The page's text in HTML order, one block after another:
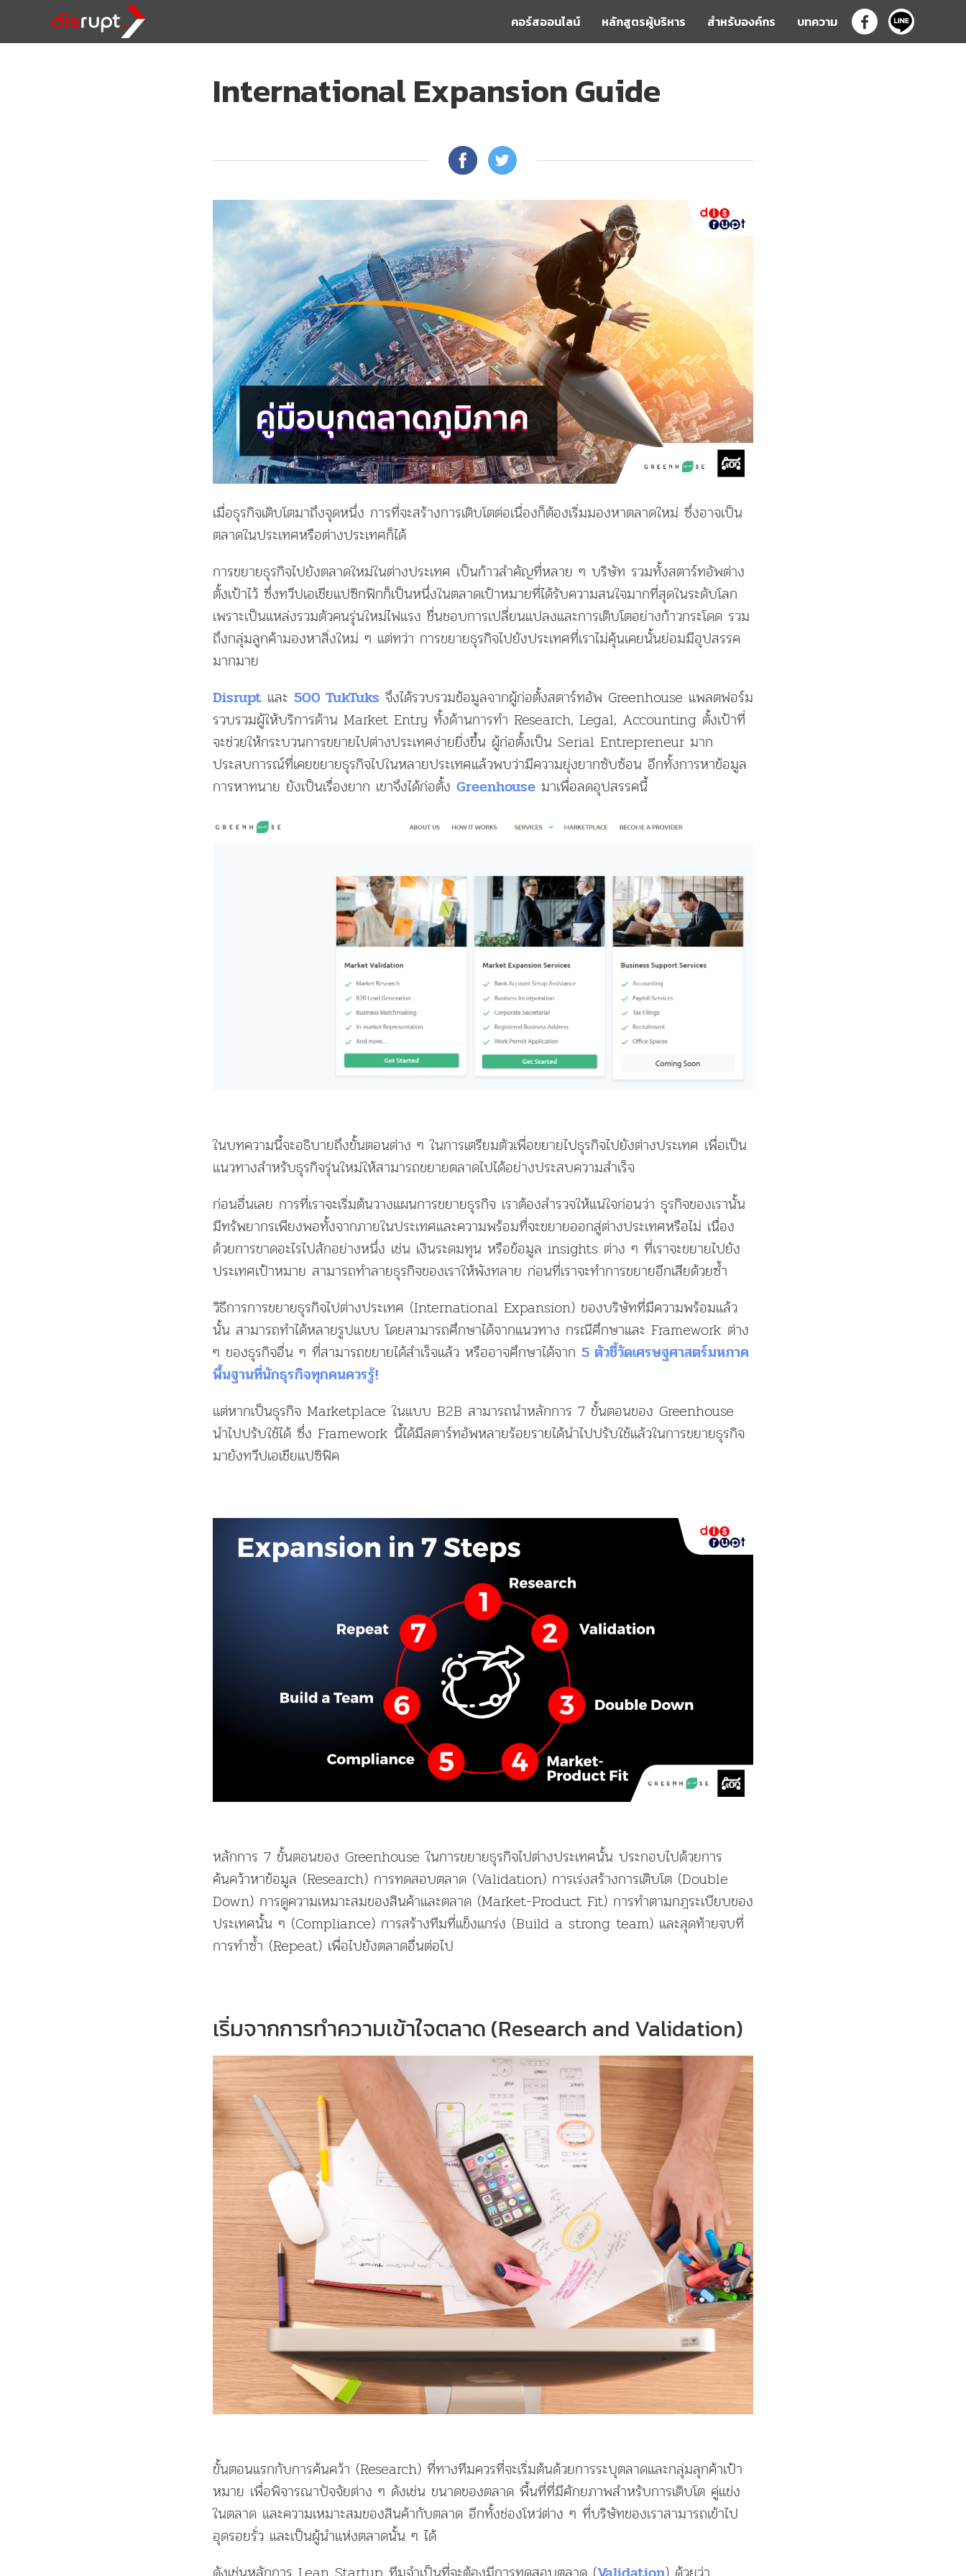
International Expansion Guide
เมื่อธุรกิจเติบโตมาถึงจุดหนึ่ง การที่จะสร้างการเติบโตต่อเนื่องก็ต้องเริ่มมองหาตลาดใหม่ ซึ่งอาจเป็น
ตลาดในประเทศหรือต่างประเทศก็ได้
การขยายธุรกิจไปยังตลาดใหม่ในต่างประเทศ เป็นก้าวสำคัญที่หลาย ๆ บริษัท รวมทั้งสตาร์ทอัพต่าง
ตั้งเป้าไว้ ซึ่งทวีปเอเชียแปซิกฟิกก็เป็นหนึ่งในตลาดเป้าหมายที่ได้รับความสนใจมากที่สุดในระดับโลก
เพราะเป็นแหล่งรวมตัวคนรุ่นใหม่ไฟแรง ชื่นชอบการเปลี่ยนแปลงและการเติบโตอย่างก้าวกระโดด รวม
ถึงกลุ่มลูกค้ามองหาสิ่งใหม่ ๆ แต่ทว่า การขยายธุรกิจไปยังประเทศที่เราไม่คุ้นเคยนั้นย่อมมีอุปสรรค
มากมาย
Disrupt และ 500 TukTuks จึงได้รวบรวมข้อมูลจากผู้ก่อตั้งสตาร์ทอัพ Greenhouse แพลตฟอร์ม
รวบรวมผู้ให้บริการด้าน Market Entry ทั้งด้านการทำ Research, Legal, Accounting ตั้งเป้าที่
จะช่วยให้กระบวนการขยายไปต่างประเทศง่ายยิ่งขึ้น ผู้ก่อตั้งเป็น Serial Entrepreneur มาก
ประสบการณ์ที่เคยขยายธุรกิจไปในหลายประเทศแล้วพบว่ามีความยุ่งยากซับซ้อน อีกทั้งการหาข้อมูล
การหาทนาย ยังเป็นเรื่องยาก เขาจึงได้ก่อตั้ง Greenhouse มาเพื่อลดอุปสรรคนี้
ในบทความนี้จะอธิบายถึงขั้นตอนต่าง ๆ ในการเตรียมตัวเพื่อขยายไปธุรกิจไปยังต่างประเทศ เพื่อเป็น
แนวทางสำหรับธุรกิจรุ่นใหม่ให้สามารถขยายตลาดไปได้อย่างประสบความสำเร็จ
ก่อนอื่นเลย การที่เราจะเริ่มต้นวางแผนการขยายธุรกิจ เราต้องสำรวจให้แน่ใจก่อนว่า ธุรกิจของเรานั้น
มีทรัพยากรเพียงพอทั้งจากภายในประเทศและความพร้อมที่จะขยายออกสู่ต่างประเทศหรือไม่ เนื่อง
ด้วยการขาดอะไรไปสักอย่างหนึ่ง เช่น เงินระดมทุน หรือข้อมูล insights ต่าง ๆ ที่เราจะขยายไปยัง
ประเทศเป้าหมาย สามารถทำลายธุรกิจของเราให้พังทลาย ก่อนที่เราจะทำการขยายอีกเสียด้วยซ้ำ
วิธีการการขยายธุรกิจไปต่างประเทศ (International Expansion) ของบริษัทที่มีความพร้อมแล้ว
นั้น สามารถทำได้หลายรูปแบบ โดยสามารถศึกษาได้จากแนวทาง กรณีศึกษาและ Framework ต่าง
ๆ ของธุรกิจอื่น ๆ ที่สามารถขยายได้สำเร็จแล้ว หรืออาจศึกษาได้จาก 5 ตัวชี้วัดเศรษฐศาสตร์มหภาค
พื้นฐานที่นักธุรกิจทุกคนควรรู้!
แต่หากเป็นธุรกิจ Marketplace ในแบบ B2B สามารถนำหลักการ 7 ขั้นตอนของ Greenhouse
นำไปปรับใช้ได้ ซึ่ง Framework นี้ได้มีสตาร์ทอัพหลายร้อยรายได้นำไปปรับใช้แล้วในการขยายธุรกิจ
มายังทวีปเอเชียแปซิฟิค
หลักการ 7 ขั้นตอนของ Greenhouse ในการขยายธุรกิจไปต่างประเทศนั้น ประกอบไปด้วยการ
ค้นคว้าหาข้อมูล (Research) การทดสอบตลาด (Validation) การเร่งสร้างการเติบโต (Double
Down) การดูความเหมาะสมของสินค้าและตลาด (Market-Product Fit) การทำตามกฎระเบียบของ
ประเทศนั้น ๆ (Compliance) การสร้างทีมที่แข็งแกร่ง (Build a strong team) และสุดท้ายจบที่
การทำซ้ำ (Repeat) เพื่อไปยังตลาดอื่นต่อไป
เริ่มจากการทำความเข้าใจตลาด (Research and Validation)
ขั้นตอนแรกกับการค้นคว้า (Research) ที่ทางทีมควรที่จะเริ่มต้นด้วยการระบุตลาดและกลุ่มลุกค้าเป้า
หมาย เพื่อพิจารณาปัจจัยต่าง ๆ ดังเช่น ขนาดของตลาด พื้นที่ที่มีศักยภาพสำหรับการเติบโต คู่แข่ง
ในตลาด และความเหมาะสมของสินค้ากับตลาด อีกทั้งช่องโหว่ต่าง ๆ ที่บริษัทของเราสามารถเข้าไป
อุดรอยรั่ว และเป็นผู้นำแห่งตลาดนั้น ๆ ได้
คอร์สออนไลน์ หลักสูตรผู้บริหาร สำหรับองค์กร บทความ 